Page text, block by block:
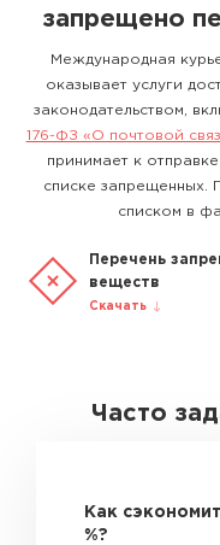
запрещено
Международная
оказывает услуги
законодательством,
176-ФЗ «О почтовой
принимает к
списке запрещенных.
списком в
Перечень
веществ
Скачать
Часто
Как
%?